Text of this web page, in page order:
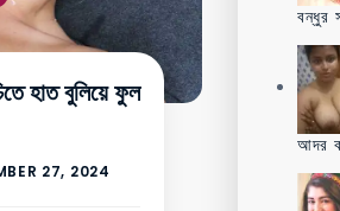
হাত বুলিয়ে ফুল
বন্ধুর
আদর